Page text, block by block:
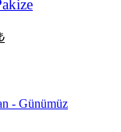
Şu
- Günümüz